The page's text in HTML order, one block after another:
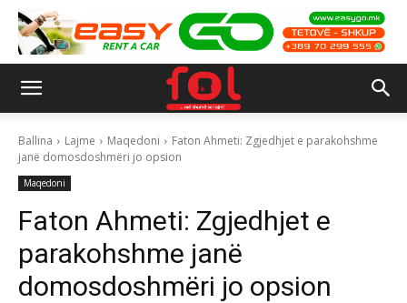
Ballina Lajme Maqedoni
Faton Ahmeti: Zgjedhjet e parakohshme
janë domosdoshmëri jo opsion
Maqedoni
Faton Ahmeti: Zgjedhjet e
parakohshme janë
domosdoshmëri jo opsion